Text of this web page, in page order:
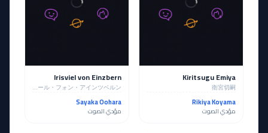
Kiritsugu Emiya
衛宮切嗣
Rikiya Koyama
مؤدي الصوت
Irisviel von Einzbern
アイリスフィール・フォン・アインツベルン
Sayaka Oohara
مؤدي الصوت